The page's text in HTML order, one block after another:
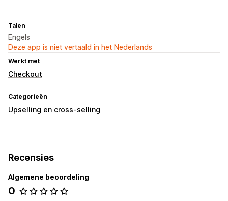
Talen
Engels
Deze app is niet vertaald in het Nederlands
Werkt met
Checkout
Categorieën
Upselling en cross-selling
Recensies
Algemene beoordeling
0